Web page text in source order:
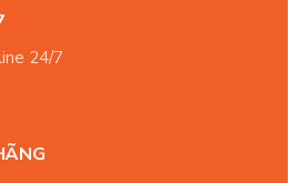
24/7